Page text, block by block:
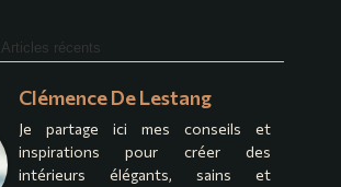
Articles récents
Clémence De Lestang
Je partage ici mes conseils et
inspirations pour créer des
intérieurs élégants, sains et